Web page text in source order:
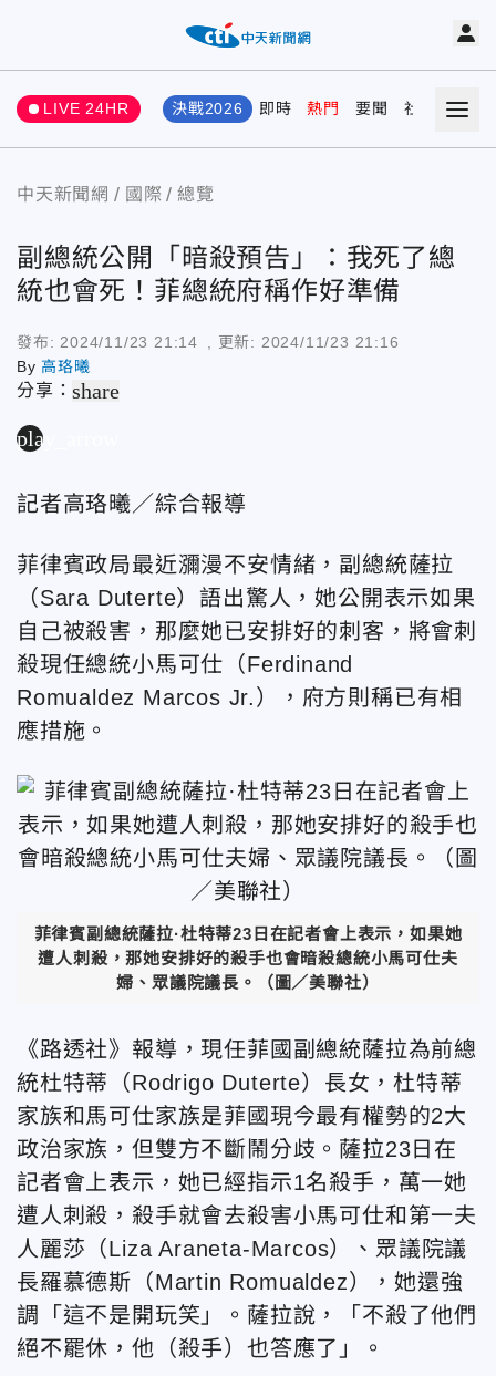
LIVE 24HR 決戰2026 即時 熱門 要聞 社會 娛樂
中天新聞網 國際 總覽
副總統公開「暗殺預告」：我死了總
統也會死！菲總統府稱作好準備
發布: 2024/11/23 21:14 , 更新: 2024/11/23 21:16
By高珞曦
分享：share
play_arrow
記者高珞曦／綜合報導
菲律賓政局最近瀰漫不安情緒，副總統薩拉
（Sara Duterte）語出驚人，她公開表示如果
自己被殺害，那麼她已安排好的刺客，將會刺
殺現任總統小馬可仕（Ferdinand
Romualdez Marcos Jr.），府方則稱已有相
應措施。
菲律賓副總統薩拉·杜特蒂23日在記者會上表示，如果她
遭人刺殺，那她安排好的殺手也會暗殺總統小馬可仕夫
婦、眾議院議長。（圖／美聯社）
《路透社》報導，現任菲國副總統薩拉為前總
統杜特蒂（Rodrigo Duterte）長女，杜特蒂
家族和馬可仕家族是菲國現今最有權勢的2大
政治家族，但雙方不斷鬧分歧。薩拉23日在
記者會上表示，她已經指示1名殺手，萬一她
遭人刺殺，殺手就會去殺害小馬可仕和第一夫
人麗莎（Liza Araneta-Marcos）、眾議院議
長羅慕德斯（Martin Romualdez），她還強
調「這不是開玩笑」。薩拉說，「不殺了他們
絕不罷休，他（殺手）也答應了」。